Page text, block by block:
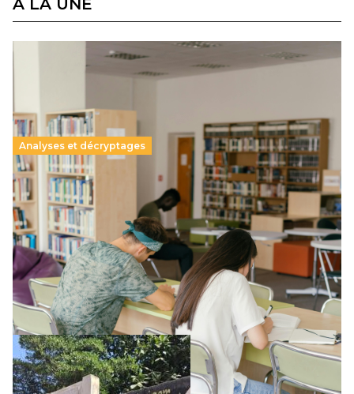
À LA UNE
Analyses et décryptages
Supérieur privé : une dérive qui met à mal la
promesse républicaine
11 juillet 2026-
Le projet de loi sur la régulation de l’enseignement
supérieur privé met en lumière l’amplification d’un système
qui relègue l’acte pédagogique au superfétatoire, voire à…
Lire la suite →